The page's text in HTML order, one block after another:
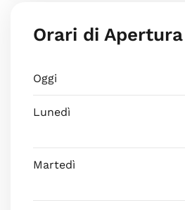
Orari di Apertura
Oggi
Lunedì
Martedì